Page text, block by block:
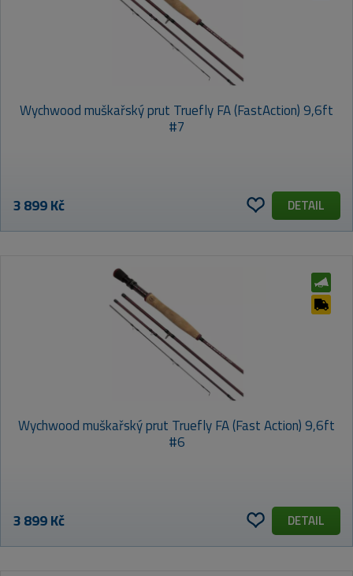
Wychwood muškařský prut Truefly FA (FastAction) 9,6ft
#7
3 899 Kč DETAIL
Wychwood muškařský prut Truefly FA (Fast Action) 9,6ft
#6
3 899 Kč DETAIL